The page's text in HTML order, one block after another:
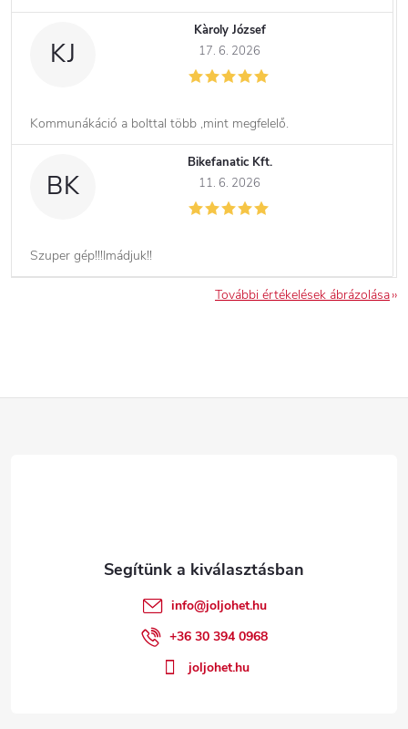
KJ
Kàroly József
17. 6. 2026
Kommunákáció a bolttal több ,mint megfelelő.
BK
Bikefanatic Kft.
11. 6. 2026
Szuper gép!!!Imádjuk!!
További értékelések ábrázolása
info@joljohet.hu
+36 30 394 0968
joljohet.hu